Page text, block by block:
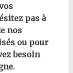
pas à
nos
ou pour
besoin